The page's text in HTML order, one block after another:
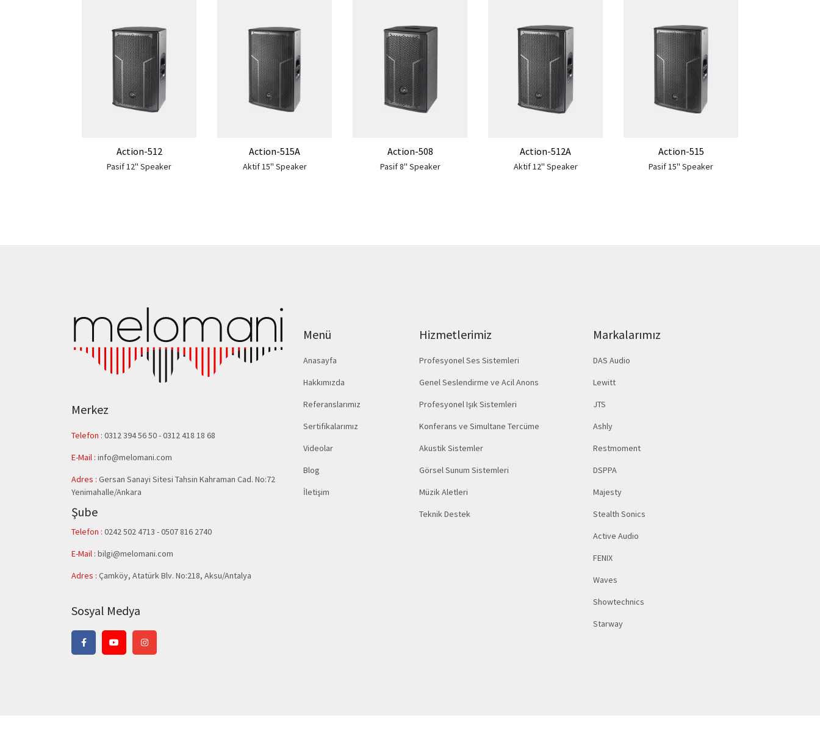
Action-512
Pasif 12'' Speaker
Action-515A
Aktif 15'' Speaker
Action-508
Pasif 8'' Speaker
Action-512A
Aktif 12'' Speaker
Action-515
Pasif 15'' Speaker
Merkez
Telefon : 0312 394 56 50-0312 418 18 68
E-Mail : info@melomani.com
Adres : Gersan Sanayi Sitesi Tahsin Kahraman Cad. No:72
Yenimahalle/Ankara
Şube
Telefon : 0242 502 4713 - 0507 816 2740
E-Mail : bilgi@melomani.com
Adres : Çamköy, Atatürk Blv. No:218, Aksu/Antalya
Sosyal Medya
Menü
Anasayfa
Hakkımızda
Referanslarımız
Sertifikalarımız
Videolar
Blog
İletişim
Hizmetlerimiz
Profesyonel Ses Sistemleri
Genel Seslendirme ve Acil Anons
Profesyonel Işık Sistemleri
Konferans ve Simultane Tercüme
Akustik Sistemler
Görsel Sunum Sistemleri
Müzik Aletleri
Teknik Destek
Markalarımız
DAS Audio
Lewitt
JTS
Ashly
Restmoment
DSPPA
Majesty
Stealth Sonics
Active Audio
FENIX
Waves
Showtechnics
Starway